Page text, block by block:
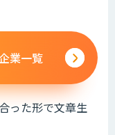
業一覧
った形で文章生